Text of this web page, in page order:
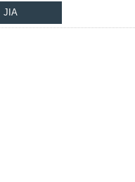
JIA